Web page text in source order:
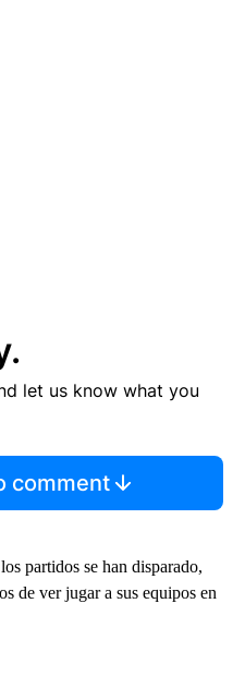
let us know what you
comment
partidos se han disparado,
de ver jugar a sus equipos en